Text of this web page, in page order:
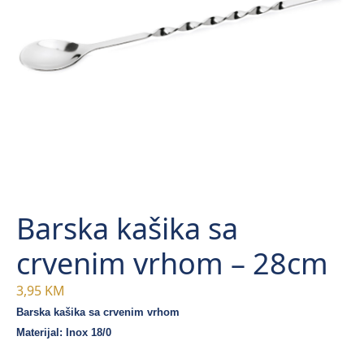
Barska kašika sa
crvenim vrhom – 28cm
3,95 KM
Barska kašika sa crvenim vrhom
Materijal: Inox 18/0